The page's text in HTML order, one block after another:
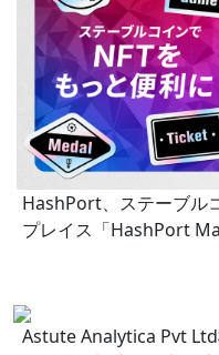
HashPort、ステーブル
プレイス「HashPort
Astute Analytica Pvt